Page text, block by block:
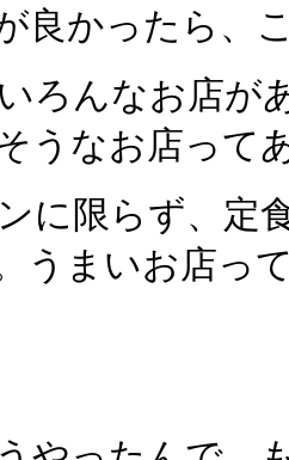
良かったら、
ろんなお店が
うなお店って
に限らず、定
うまいお店っ